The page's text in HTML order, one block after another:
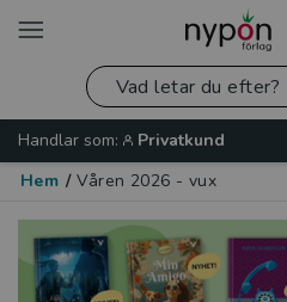
Handlar som:
Privatkund
Hem / Våren 2026 - vux